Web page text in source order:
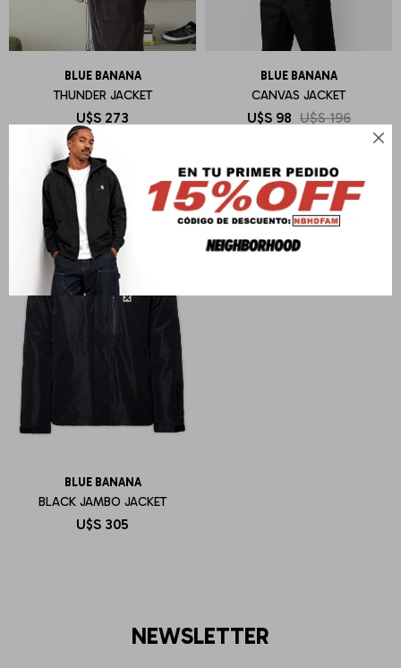

BLUE BANANA
THUNDER JACKET
U$S 273
BLUE BANANA
CANVAS JACKET
U$S 98 U$S 196
BLUE BANANA
BLACK JAMBO JACKET
U$S 305
NEWSLETTER